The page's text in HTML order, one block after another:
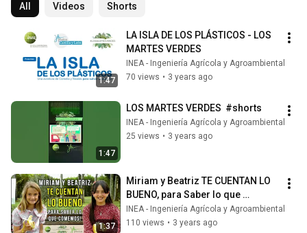
All Videos Shorts
1:47
LA ISLA DE LOS PLÁSTICOS - LOS
MARTES VERDES
INEA - Ingeniería Agrícola y Agroambiental
70 views • 3 years ago
1:47
LOS MARTES VERDES  #shorts
INEA - Ingeniería Agrícola y Agroambiental
25 views • 3 years ago
1:37
Miriam y Beatriz TE CUENTAN LO
BUENO, para Saber lo que
Comemos!
INEA - Ingeniería Agrícola y Agroambiental
110 views • 3 years ago